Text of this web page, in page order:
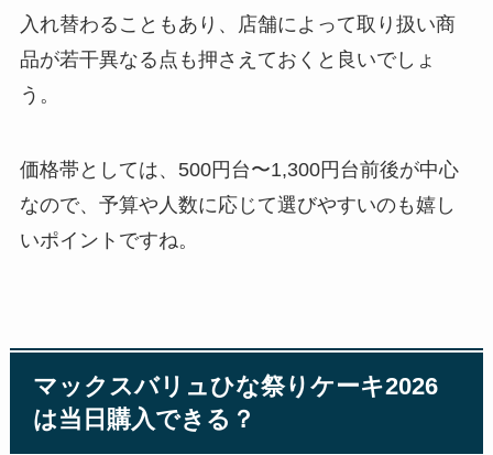
入れ替わることもあり、店舗によって取り扱い商
品が若干異なる点も押さえておくと良いでしょ
う。
価格帯としては、500円台〜1,300円台前後が中心
なので、予算や人数に応じて選びやすいのも嬉し
いポイントですね。
マックスバリュひな祭りケーキ2026
は当日購入できる？